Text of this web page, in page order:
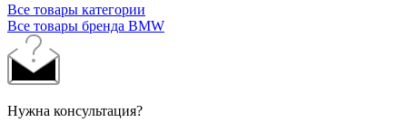
Все товары категории
Все товары бренда BMW
Нужна консультация?